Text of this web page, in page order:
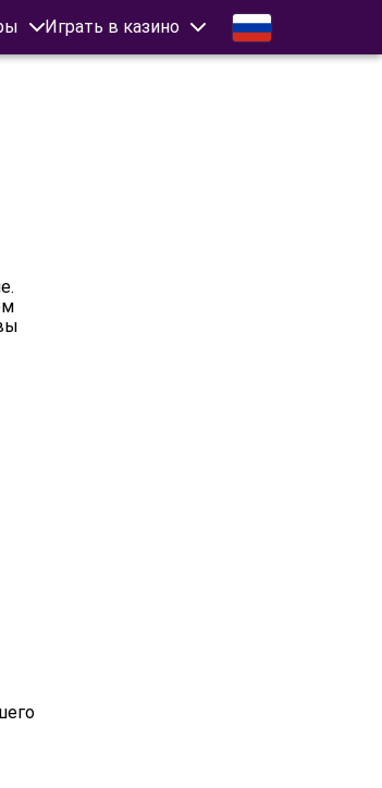
Играть в казино